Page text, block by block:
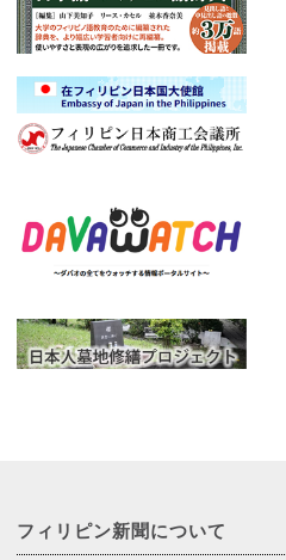
フィリピン新聞について